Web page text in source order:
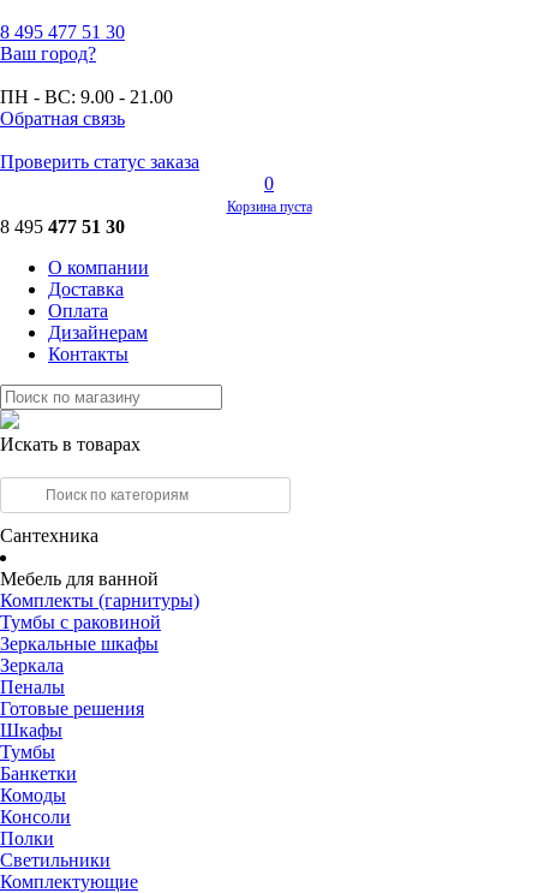
8 495 477 51 30
Ваш город?
ПН - ВС: 9.00 - 21.00
Обратная связь
Проверить статус заказа
0
Корзина пуста
8 495 477 51 30
О компании
Доставка
Оплата
Дизайнерам
Контакты
Искать в товарах
Сантехника
Мебель для ванной
Комплекты (гарнитуры)
Тумбы с раковиной
Зеркальные шкафы
Зеркала
Пеналы
Готовые решения
Шкафы
Тумбы
Банкетки
Комоды
Консоли
Полки
Светильники
Комплектующие